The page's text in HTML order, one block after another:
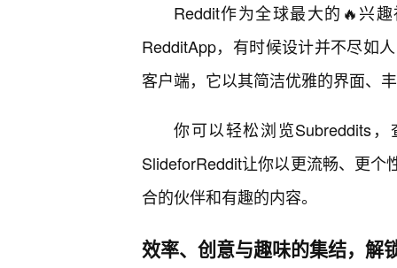
Reddit作为全球最大的🔥兴
RedditApp，有时候设计并不尽如
客户端，它以其简洁优雅的界面、
你可以轻松浏览Subreddits
SlideforReddit让你以更流畅、更
合的伙伴和有趣的内容。
效率、创意与趣味的集结，解